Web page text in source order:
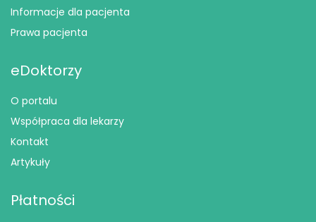
Informacje dla pacjenta
Prawa pacjenta
eDoktorzy
O portalu
Współpraca dla lekarzy
Kontakt
Artykuły
Płatności